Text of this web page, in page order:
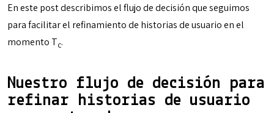
En este post describimos el flujo de decisión que seguimos
para facilitar el refinamiento de historias de usuario en el
momento Tc.
Nuestro flujo de decisión para
refinar historias de usuario